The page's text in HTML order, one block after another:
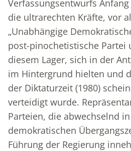
Verfassungsentwurfs Anfang
die ultrarechten Kräfte, vor
„Unabhängige
post-pinochetistische Partei
diesem Lager, sich in der
im Hintergrund hielten und
der Diktaturzeit (1980)
verteidigt wurde.
Parteien, die abwechselnd
demokratischen
Führung der Regierung